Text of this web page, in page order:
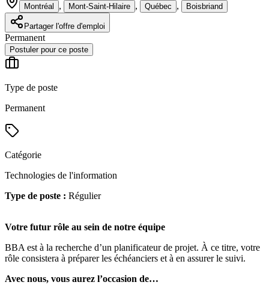
Montréal , Mont-Saint-Hilaire , Québec , Boisbriand
Partager l'offre d'emploi
Permanent
Postuler pour ce poste
Type de poste
Permanent
Catégorie
Technologies de l'information
Type de poste : Régulier
Votre futur rôle au sein de notre équipe
BBA est à la recherche d’un planificateur de projet. À ce titre, votre
rôle consistera à préparer les échéanciers et à en assurer le suivi.
Avec nous, vous aurez l’occasion de…